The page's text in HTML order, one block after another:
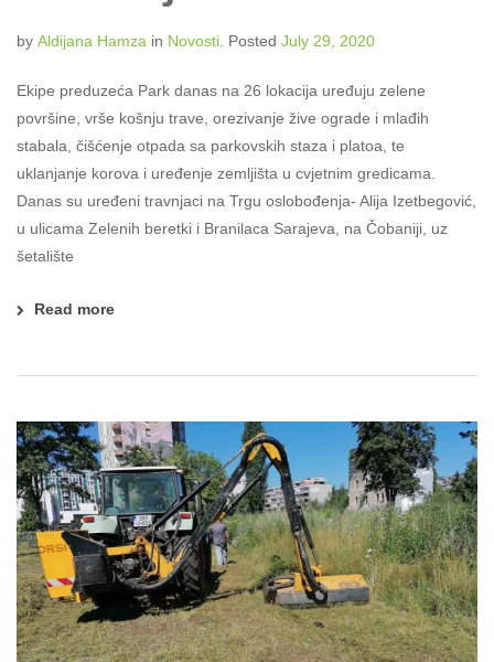
by Aldijana Hamza in Novosti Posted July 29, 2020
Ekipe preduzeća Park danas na 26 lokacija uređuju zelene
površine, vrše košnju trave, orezivanje žive ograde i mlađih
stabala, čišćenje otpada sa parkovskih staza i platoa, te
uklanjanje korova i uređenje zemljišta u cvjetnim gredicama.
Danas su uređeni travnjaci na Trgu oslobođenja- Alija Izetbegović,
u ulicama Zelenih beretki i Branilaca Sarajeva, na Čobaniji, uz
šetalište
Read more